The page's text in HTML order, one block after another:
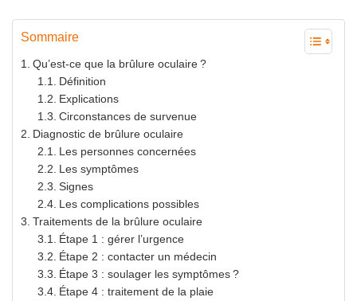
Sommaire
Qu’est-ce que la brûlure oculaire ?
Définition
Explications
Circonstances de survenue
Diagnostic de brûlure oculaire
Les personnes concernées
Les symptômes
Signes
Les complications possibles
Traitements de la brûlure oculaire
Étape 1 : gérer l’urgence
Étape 2 : contacter un médecin
Étape 3 : soulager les symptômes ?
Étape 4 : traitement de la plaie